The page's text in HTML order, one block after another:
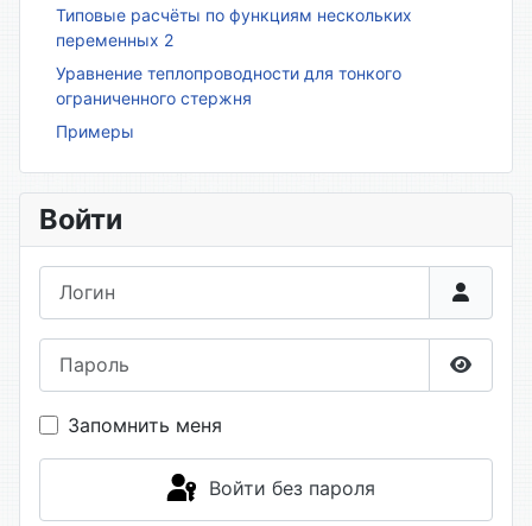
Типовые расчёты по функциям нескольких
переменных 2
Уравнение теплопроводности для тонкого
ограниченного стержня
Примеры
Войти
Запомнить меня
Войти без пароля